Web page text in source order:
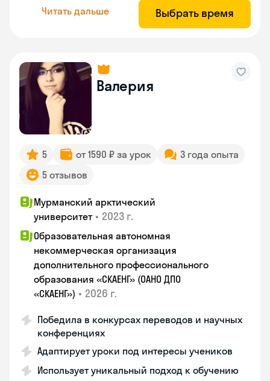
Читать дальше Выбрать время
Валерия
5 от 1590 ₽ за урок
3 года опыта
5 отзывов
Мурманский арктический
университет • 2023 г.
Образовательная автономная
некоммерческая организация
дополнительного профессионального
образования «СКАЕНГ» (ОАНО ДПО
«СКАЕНГ») • 2026 г.
Победила в конкурсах переводов и научных
конференциях
Адаптирует уроки под интересы учеников
Использует уникальный подход к обучению